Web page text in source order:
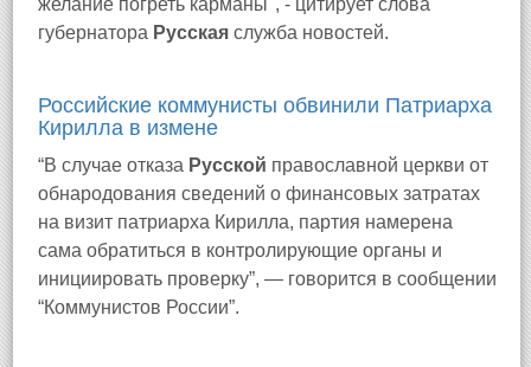
желание погреть карманы", - цитирует слова
губернатора Русская служба новостей.
Российские коммунисты обвинили Патриарха
Кирилла в измене
“В случае отказа Русской православной церкви от
обнародования сведений о финансовых затратах
на визит патриарха Кирилла, партия намерена
сама обратиться в контролирующие органы и
инициировать проверку”, — говорится в сообщении
“Коммунистов России”.